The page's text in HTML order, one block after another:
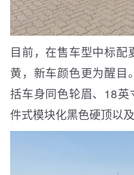
目前，在售车型中标配
黄，新车颜色更为醒目
括车身同色轮眉、18英
件式模块化黑色硬顶以